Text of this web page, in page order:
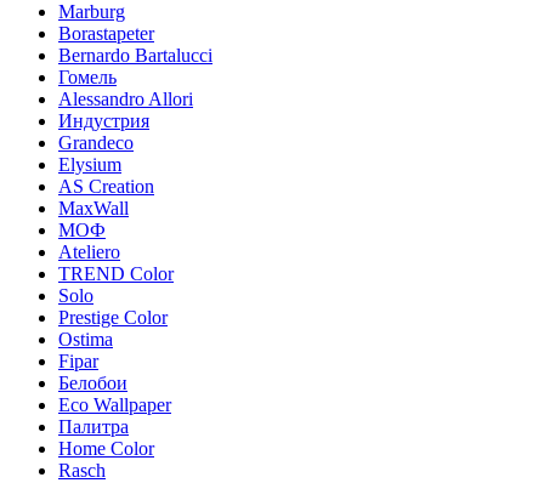
Marburg
Borastapeter
Bernardo Bartalucci
Гомель
Alessandro Allori
Индустрия
Grandeco
Elysium
AS Creation
MaxWall
МОФ
Ateliero
TREND Color
Solo
Prestige Color
Ostima
Fipar
Белобои
Eco Wallpaper
Палитра
Home Color
Rasch